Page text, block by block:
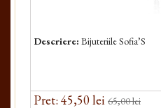
Descriere: Bijuteriile Sofia’S
Pret: 45,50 lei 65,00 lei